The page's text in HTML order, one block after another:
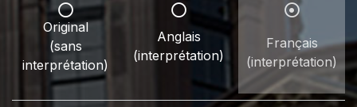
Original
(sans
interprétation)
Anglais
(interprétation)
Français
(interprétation)